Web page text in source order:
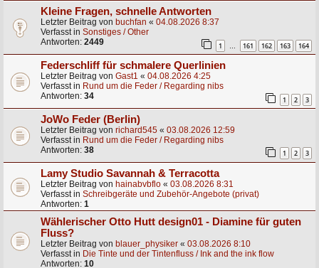
Kleine Fragen, schnelle Antworten
Letzter Beitrag von buchfan « 04.08.2026 8:37
Verfasst in Sonstiges / Other
Antworten: 2449 1 … 161 162 163 164
Federschliff für schmalere Querlinien
Letzter Beitrag von Gast1 « 04.08.2026 4:25
Verfasst in Rund um die Feder / Regarding nibs
Antworten: 34 1 2 3
JoWo Feder (Berlin)
Letzter Beitrag von richard545 « 03.08.2026 12:59
Verfasst in Rund um die Feder / Regarding nibs
Antworten: 38 1 2 3
Lamy Studio Savannah & Terracotta
Letzter Beitrag von hainabvbflo « 03.08.2026 8:31
Verfasst in Schreibgeräte und Zubehör-Angebote (privat)
Antworten: 1
Wählerischer Otto Hutt design01 - Diamine für guten
Fluss?
Letzter Beitrag von blauer_physiker « 03.08.2026 8:10
Verfasst in Die Tinte und der Tintenfluss / Ink and the ink flow
Antworten: 10